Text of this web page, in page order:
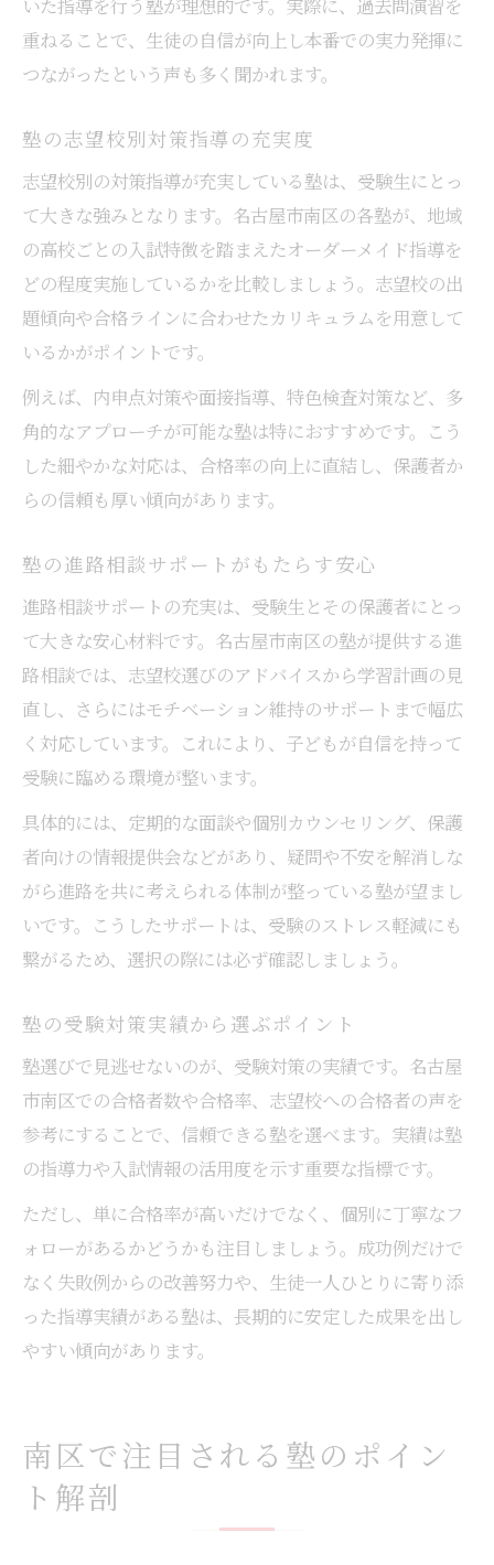
いた指導を行う塾が理想的です。実際に、過去問演習を
重ねることで、生徒の自信が向上し本番での実力発揮に
つながったという声も多く聞かれます。
塾の志望校別対策指導の充実度
志望校別の対策指導が充実している塾は、受験生にとっ
て大きな強みとなります。名古屋市南区の各塾が、地域
の高校ごとの入試特徴を踏まえたオーダーメイド指導を
どの程度実施しているかを比較しましょう。志望校の出
題傾向や合格ラインに合わせたカリキュラムを用意して
いるかがポイントです。
例えば、内申点対策や面接指導、特色検査対策など、多
角的なアプローチが可能な塾は特におすすめです。こう
した細やかな対応は、合格率の向上に直結し、保護者か
らの信頼も厚い傾向があります。
塾の進路相談サポートがもたらす安心
進路相談サポートの充実は、受験生とその保護者にとっ
て大きな安心材料です。名古屋市南区の塾が提供する進
路相談では、志望校選びのアドバイスから学習計画の見
直し、さらにはモチベーション維持のサポートまで幅広
く対応しています。これにより、子どもが自信を持って
受験に臨める環境が整います。
具体的には、定期的な面談や個別カウンセリング、保護
者向けの情報提供会などがあり、疑問や不安を解消しな
がら進路を共に考えられる体制が整っている塾が望まし
いです。こうしたサポートは、受験のストレス軽減にも
繋がるため、選択の際には必ず確認しましょう。
塾の受験対策実績から選ぶポイント
塾選びで見逃せないのが、受験対策の実績です。名古屋
市南区での合格者数や合格率、志望校への合格者の声を
参考にすることで、信頼できる塾を選べます。実績は塾
の指導力や入試情報の活用度を示す重要な指標です。
ただし、単に合格率が高いだけでなく、個別に丁寧なフ
ォローがあるかどうかも注目しましょう。成功例だけで
なく失敗例からの改善努力や、生徒一人ひとりに寄り添
った指導実績がある塾は、長期的に安定した成果を出し
やすい傾向があります。
南区で注目される塾のポイン
ト解剖